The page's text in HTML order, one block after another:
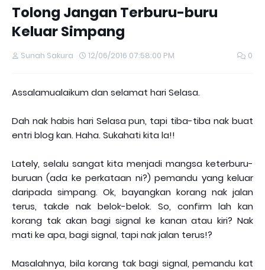
Tolong Jangan Terburu-buru
Keluar Simpang
Sunah Sakura 12/06/2016 07:58:00 PM 0
Assalamualaikum dan selamat hari Selasa.
Dah nak habis hari Selasa pun, tapi tiba-tiba nak buat
entri blog kan. Haha. Sukahati kita la!!
Lately, selalu sangat kita menjadi mangsa keterburu-
buruan (ada ke perkataan ni?) pemandu yang keluar
daripada simpang. Ok, bayangkan korang nak jalan
terus, takde nak belok-belok. So, confirm lah kan
korang tak akan bagi signal ke kanan atau kiri? Nak
mati ke apa, bagi signal, tapi nak jalan terus!?
Masalahnya, bila korang tak bagi signal, pemandu kat